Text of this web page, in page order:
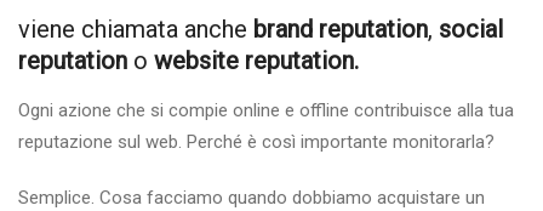
viene chiamata anche brand reputation, social
reputation o website reputation.
Ogni azione che si compie online e offline contribuisce alla tua
reputazione sul web. Perché è così importante monitorarla?
Semplice. Cosa facciamo quando dobbiamo acquistare un